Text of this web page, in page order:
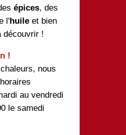
épices, des
l'huileet bien
découvrir !
!
nous
au vendredi
le samedi